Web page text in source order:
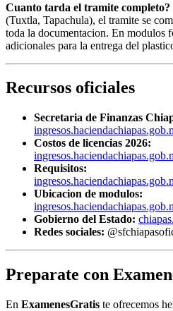
Cuanto tarda el tramite completo?
(Tuxtla, Tapachula), el tramite se
toda la documentacion. En modulos
adicionales para la entrega del
Recursos oficiales
Secretaria de Finanzas
Costos de licencias 2026:
Requisitos:
Ubicacion de modulos:
Gobierno del Estado:
Redes sociales:
Preparate con
En ExamenesGratis te ofrecemos